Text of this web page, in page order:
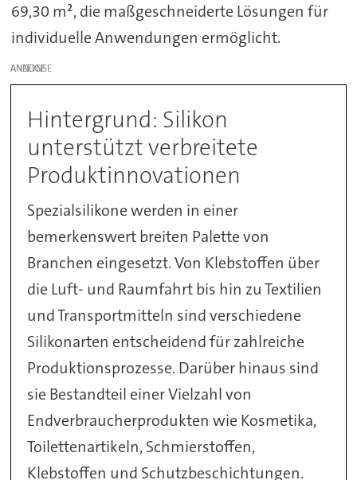
69,30 m², die maßgeschneiderte Lösungen für
individuelle Anwendungen ermöglicht.
ANZEIGE
Hintergrund: Silikon
unterstützt verbreitete
Produktinnovationen
Spezialsilikone werden in einer
bemerkenswert breiten Palette von
Branchen eingesetzt. Von Klebstoffen über
die Luft- und Raumfahrt bis hin zu Textilien
und Transportmitteln sind verschiedene
Silikonarten entscheidend für zahlreiche
Produktionsprozesse. Darüber hinaus sind
sie Bestandteil einer Vielzahl von
Endverbraucherprodukten wie Kosmetika,
Toilettenartikeln, Schmierstoffen,
Klebstoffen und Schutzbeschichtungen.